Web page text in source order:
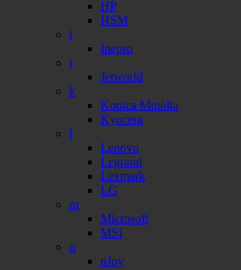
HP
HSM
i
Inepro
j
Jetworld
k
Konica Minolta
Kyocera
l
Lenovo
Legrand
Lexmark
LG
m
Microsoft
MSI
n
nJoy